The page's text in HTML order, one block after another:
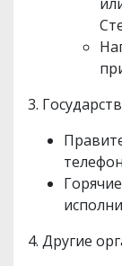
3.
4. Другие